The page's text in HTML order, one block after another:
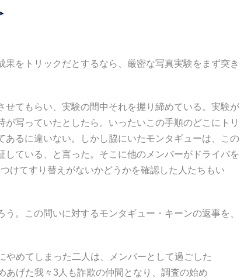
をトリックだとするなら、厳密な写真実験をまず突き
てもらい、実験の間中それを握り締めている。実験が
写っていたとしたら。いったいこの手順のどこにトリ
るに違いない。しかし脇にいたモンタギューは、この
ている、と言った。そこに他のメンバーがドライバを
けてすり替えがないかどうかを確認した人たちもい
。この問いに対するモンタギュー・キーンの返事を、
やめてしまった二人は、メンバーとして過ごした
げた我々3人も詐欺の仲間となり、調査の始め